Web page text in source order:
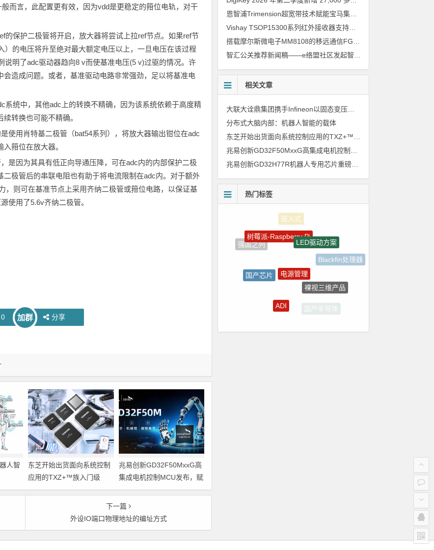
而言，此配置更有效，因为vdd是更稳定的箝位电轨，对干
保护二极管将开启，放大器将尝试上拉ref节点。如果ref节
）的电压将升至绝对最大额定电压以上，一旦电压在该过程
说明了adc驱动器趋向8 v而使基准电压(5 v)过驱的情况。许
造成问题。或者，基准驱动电路非常强劲，足以将基准电
统中，其他adc上的转换不精确，因为该系统依赖于高度精
转换也可能不精确。
用肖特基二极管（bat54系列），将放大器输出钳位在adc
箝位在放大器。
因为其具有低正向导通压降，可在adc内的内部保护二极
极管后的串联电阻也有助于将电流限制在adc内。对于额外
，则可在基准节点上采用齐纳二极管或箝位电路，以保证基
使用了5.6v齐纳二极管。
0 加群 分享
人智
东芝开始出货面向系统控制
应用的TXZ+™族入门级
M4V组（搭载Arm
Cortex‑M4内核的标准微控
制器）工程样品
兆易创新GD32F50MxxG高
集成电机控制MCU发布，赋
能人形机器人关节驱动革新
下一篇
外设IO端口物理地址的编址方式
恩智浦Trimension超宽带技术赋能宝马集团Digital Key Plus及生命体存在检测功能
Vishay TSOP15300系列红外接收器支持所有主流遥控代码
相关文章
大联大诠鼎集团携手Infineon以固态变压器重构配电效率新标杆
分布式大脑内部：机器人智能的载体
兆易创新GD32H77R机器人专用芯片重磅亮相，精准赋能伺服驱动与关节控制
热门标签
强国之列
LED驱动方案
Blackfin处理器
裸视三维产品
国产半导体